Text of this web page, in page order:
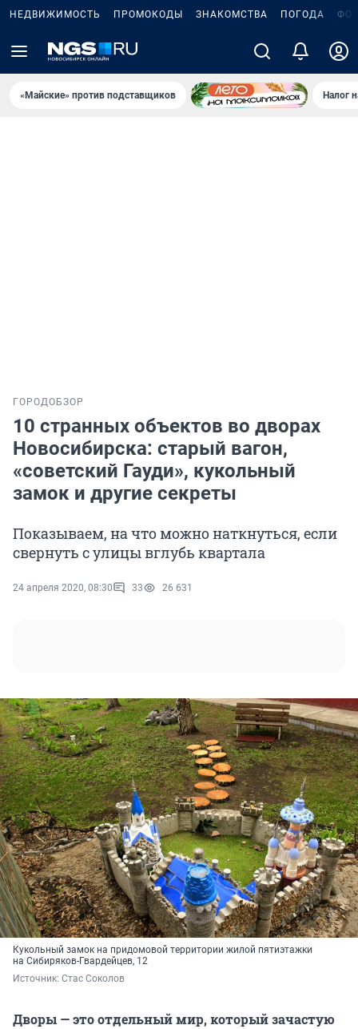
НЕДВИЖИМОСТЬ ПРОМОКОДЫ ЗНАКОМСТВА ПОГОДА
«Майские» против подставщиков Налог
ГОРОДОБЗОР
10 странных объектов во дворах
Новосибирска: старый вагон,
«советский Гауди», кукольный
замок и другие секреты
Показываем, на что можно наткнуться, если
свернуть с улицы вглубь квартала
24 апреля 2020, 08:30 33 26 631
Кукольный замок на придомовой территории жилой пятиэтажки
на Сибиряков-Гвардейцев, 12
Источник: Стас Соколов
Дворы — это отдельный мир, который зачастую